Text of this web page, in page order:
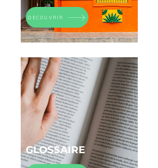
DECOUVRIR
GLOSSAIRE